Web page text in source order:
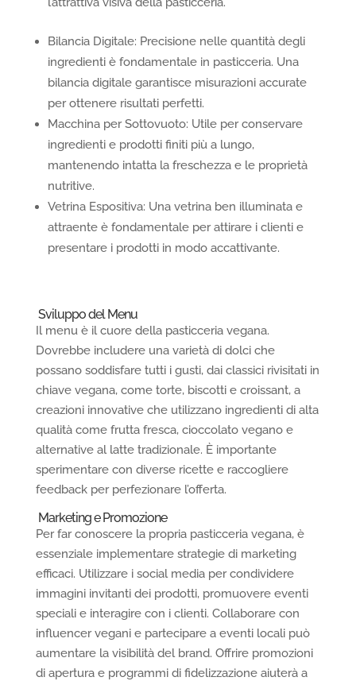
Bilancia Digitale: Precisione nelle quantità degli
ingredienti è fondamentale in pasticceria. Una
bilancia digitale garantisce misurazioni accurate
per ottenere risultati perfetti.
Macchina per Sottovuoto: Utile per conservare
ingredienti e prodotti finiti più a lungo,
mantenendo intatta la freschezza e le proprietà
nutritive.
Vetrina Espositiva: Una vetrina ben illuminata e
attraente è fondamentale per attirare i clienti e
presentare i prodotti in modo accattivante.
Sviluppo del Menu
Il menu è il cuore della pasticceria vegana.
Dovrebbe includere una varietà di dolci che
possano soddisfare tutti i gusti, dai classici rivisitati in
chiave vegana, come torte, biscotti e croissant, a
creazioni innovative che utilizzano ingredienti di alta
qualità come frutta fresca, cioccolato vegano e
alternative al latte tradizionale. È importante
sperimentare con diverse ricette e raccogliere
feedback per perfezionare l’offerta.
Marketing e Promozione
Per far conoscere la propria pasticceria vegana, è
essenziale implementare strategie di marketing
efficaci. Utilizzare i social media per condividere
immagini invitanti dei prodotti, promuovere eventi
speciali e interagire con i clienti. Collaborare con
influencer vegani e partecipare a eventi locali può
aumentare la visibilità del brand. Offrire promozioni
di apertura e programmi di fidelizzazione aiuterà a